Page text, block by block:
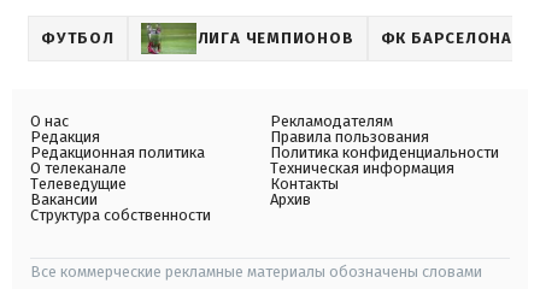
ФУТБОЛ ЛИГА ЧЕМПИОНОВ ФК БАРСЕЛОНА
О нас
Редакция
Редакционная политика
О телеканале
Телеведущие
Вакансии
Структура собственности
Рекламодателям
Правила пользования
Политика конфиденциальности
Техническая информация
Контакты
Архив
Все коммерческие рекламные материалы обозначены словами